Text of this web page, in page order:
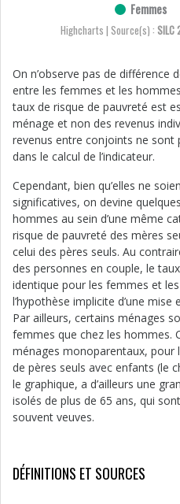
Femmes
Highcharts | Source(s) : SILC
On n’observe pas de différence
entre les femmes et les
taux de risque de pauvreté est
ménage et non des revenus
revenus entre conjoints ne sont
dans le calcul de l’indicateur.
Cependant, bien qu’elles ne
significatives, on devine
hommes au sein d’une même
risque de pauvreté des mères
celui des pères seuls. Au
des personnes en couple, le
identique pour les femmes et
l’hypothèse implicite d’une
Par ailleurs, certains ménages
femmes que chez les hommes.
ménages monoparentaux, pour
de pères seuls avec enfants (le
le graphique, a d’ailleurs une
isolés de plus de 65 ans, qui
souvent veuves.
DÉFINITIONS ET SOURCES